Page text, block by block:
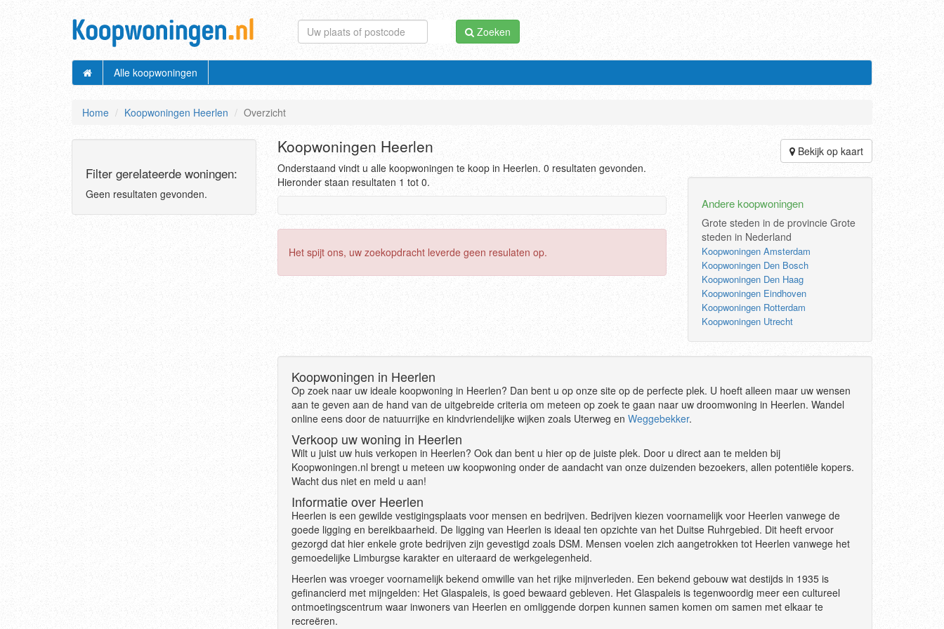
Zoeken
Alle koopwoningen
Home Koopwoningen Heerlen Overzicht
Koopwoningen Heerlen
Onderstaand vindt u alle koopwoningen te koop in Heerlen. 0 resultaten gevonden.
Hieronder staan resultaten 1 tot 0.
Het spijt ons, uw zoekopdracht leverde geen resulaten op.
Bekijk op kaart
Andere koopwoningen
Grote steden in de provincie Grote
steden in Nederland
Koopwoningen Amsterdam
Koopwoningen Den Bosch
Koopwoningen Den Haag
Koopwoningen Eindhoven
Koopwoningen Rotterdam
Koopwoningen Utrecht
Koopwoningen in Heerlen
Op zoek naar uw ideale koopwoning in Heerlen? Dan bent u op onze site op de perfecte plek. U hoeft alleen maar uw wensen
aan te geven aan de hand van de uitgebreide criteria om meteen op zoek te gaan naar uw droomwoning in Heerlen. Wandel
online eens door de natuurrijke en kindvriendelijke wijken zoals Uterweg en Weggebekker.
Verkoop uw woning in Heerlen
Wilt u juist uw huis verkopen in Heerlen? Ook dan bent u hier op de juiste plek. Door u direct aan te melden bij
Koopwoningen.nl brengt u meteen uw koopwoning onder de aandacht van onze duizenden bezoekers, allen potentiële kopers.
Wacht dus niet en meld u aan!
Informatie over Heerlen
Heerlen is een gewilde vestigingsplaats voor mensen en bedrijven. Bedrijven kiezen voornamelijk voor Heerlen vanwege de
goede ligging en bereikbaarheid. De ligging van Heerlen is ideaal ten opzichte van het Duitse Ruhrgebied. Dit heeft ervoor
gezorgd dat hier enkele grote bedrijven zijn gevestigd zoals DSM. Mensen voelen zich aangetrokken tot Heerlen vanwege het
gemoedelijke Limburgse karakter en uiteraard de werkgelegenheid.
Heerlen was vroeger voornamelijk bekend omwille van het rijke mijnverleden. Een bekend gebouw wat destijds in 1935 is
gefinancierd met mijngelden: Het Glaspaleis, is goed bewaard gebleven. Het Glaspaleis is tegenwoordig meer een cultureel
ontmoetingscentrum waar inwoners van Heerlen en omliggende dorpen kunnen samen komen om samen met elkaar te
recreëren.
Filter gerelateerde woningen:
Geen resultaten gevonden.